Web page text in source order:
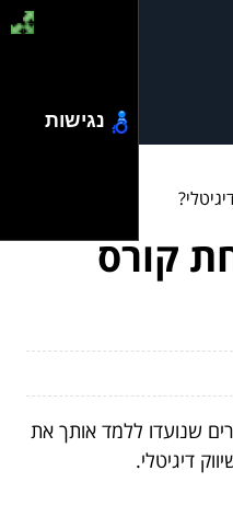
קורס
שנועדו ללמד אותך את
דיגיטלי.
נגישות